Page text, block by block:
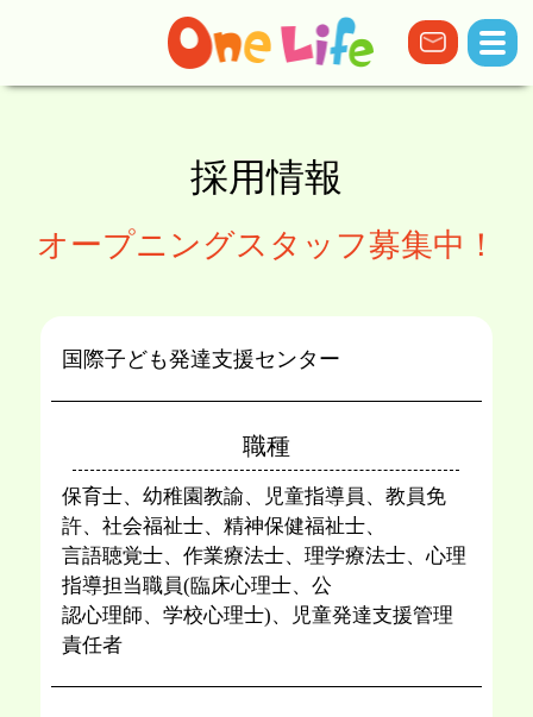
採用情報
オープニングスタッフ募集中！
国際子ども発達支援センター
職種
保育⼠、幼稚園教諭、児童指導員、教員免
許、社会福祉⼠、精神保健福祉⼠、
⾔語聴覚⼠、作業療法⼠、理学療法⼠、⼼理
指導担当職員(臨床⼼理⼠、公
認⼼理師、学校⼼理⼠)、児童発達支援管理
責任者